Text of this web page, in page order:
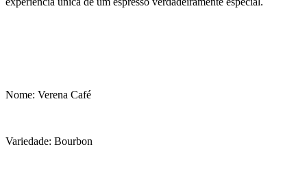
Nome: Verena Café
Variedade: Bourbon